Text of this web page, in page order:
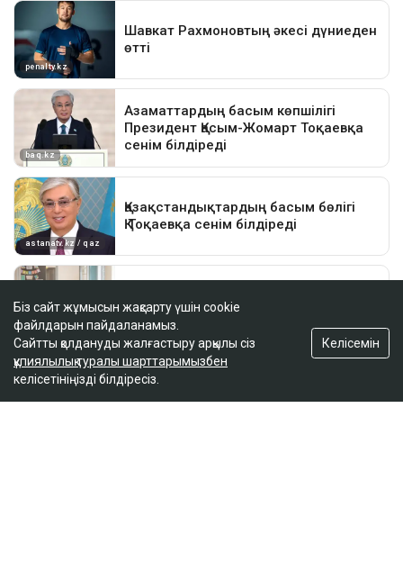
Біз сайт жұмысын жақсарту үшін cookie
файлдарын пайдаланамыз.
Сайтты қолдануды жалғастыру арқылы сіз
құпиялылық туралы шарттарымызбен
келісетініңізді білдіресіз.
Келісемін